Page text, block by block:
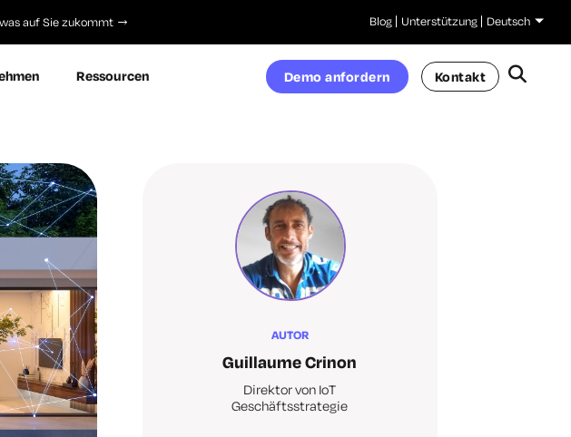
auf Sie zukommt Blog Unterstützung Deutsch
Ressourcen Demo anfordern Kontakt
AUTOR
Guillaume Crinon
Direktor von IoT
Geschäftsstrategie